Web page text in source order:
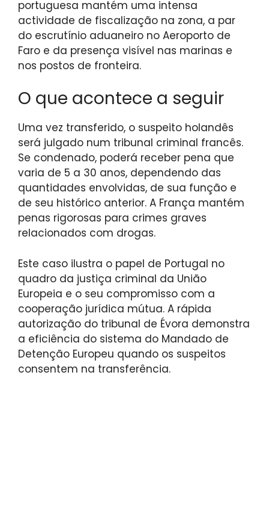
portuguesa mantém uma intensa
actividade de fiscalização na zona, a par
do escrutínio aduaneiro no Aeroporto de
Faro e da presença visível nas marinas e
nos postos de fronteira.
O que acontece a seguir
Uma vez transferido, o suspeito holandês
será julgado num tribunal criminal francês.
Se condenado, poderá receber pena que
varia de 5 a 30 anos, dependendo das
quantidades envolvidas, de sua função e
de seu histórico anterior. A França mantém
penas rigorosas para crimes graves
relacionados com drogas.
Este caso ilustra o papel de Portugal no
quadro da justiça criminal da União
Europeia e o seu compromisso com a
cooperação jurídica mútua. A rápida
autorização do tribunal de Évora demonstra
a eficiência do sistema do Mandado de
Detenção Europeu quando os suspeitos
consentem na transferência.